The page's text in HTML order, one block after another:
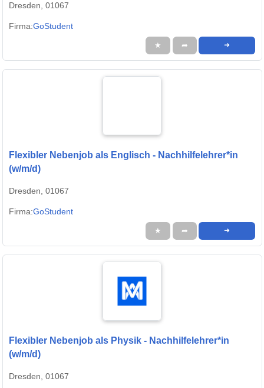
Dresden, 01067
Firma:GoStudent
★ ➦ ➜
Flexibler Nebenjob als Englisch - Nachhilfelehrer*in
(w/m/d)
Dresden, 01067
Firma:GoStudent
★ ➦ ➜
Flexibler Nebenjob als Physik - Nachhilfelehrer*in
(w/m/d)
Dresden, 01067